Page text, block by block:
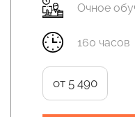
Очное
160 часов
от 5 490